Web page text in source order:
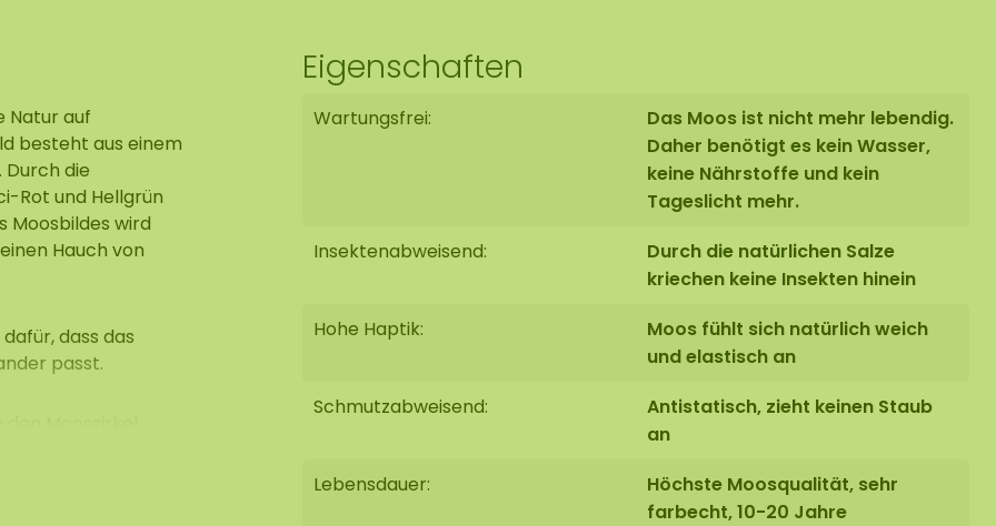
Natur auf
besteht aus einem
Durch die
Rot und Hellgrün
Moosbildes wird
Hauch von
dass das
passt.
Die Uhr wird mit
verarbeiten
Eigenschaften
Wartungsfrei:
Das Moos ist nicht mehr lebendig.
Daher benötigt es kein Wasser,
keine Nährstoffe und kein
Tageslicht mehr.
Insektenabweisend:
Durch die natürlichen Salze
kriechen keine Insekten hinein
Hohe Haptik:
Moos fühlt sich natürlich weich
und elastisch an
Schmutzabweisend:
Antistatisch, zieht keinen Staub
an
Lebensdauer:
Höchste Moosqualität, sehr
farbecht, 10-20 Jahre